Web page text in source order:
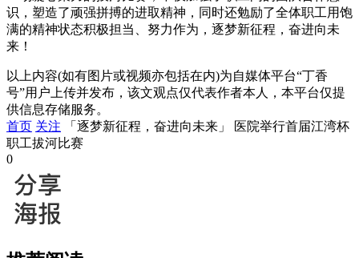
识，塑造了顽强拼搏的进取精神，同时还勉励了全体职工用饱
满的精神状态积极担当、努力作为，逐梦新征程，奋进向未
来！
以上内容(如有图片或视频亦包括在内)为自媒体平台“丁香
号”用户上传并发布，该文观点仅代表作者本人，本平台仅提
供信息存储服务。
首页 关注
「逐梦新征程，奋进向未来」 医院举行首届江湾杯
职工拔河比赛
0